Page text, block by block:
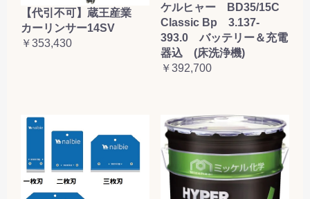
【代引不可】蔵王産業
カーリンサー14SV
￥353,430
ケルヒャー BD35/15C
Classic Bp 3.137-
393.0 バッテリー＆充電
器込 (床洗浄機)
￥392,700